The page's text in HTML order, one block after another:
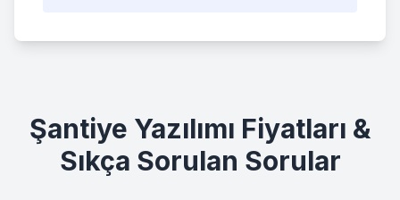
Şantiye Yazılımı Fiyatları &
Sıkça Sorulan Sorular